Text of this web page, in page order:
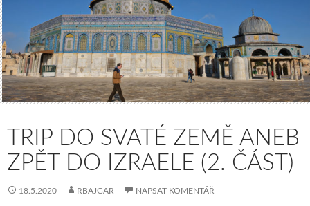
TRIP DO SVATÉ ZEMĚ ANEB
ZPĚT DO IZRAELE (2. ČÁST)
18.5.2020 RBAJGAR NAPSAT KOMENTÁŘ